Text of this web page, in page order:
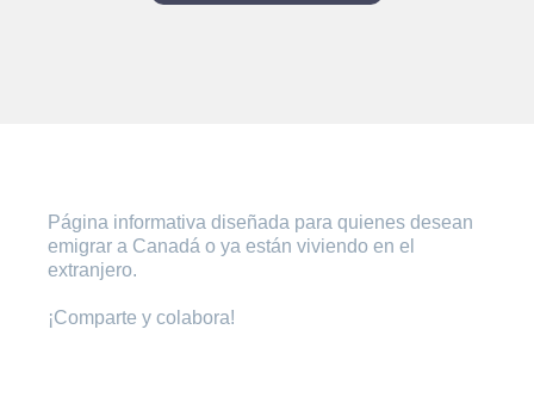
Página informativa diseñada para quienes desean
emigrar a Canadá o ya están viviendo en el
extranjero.
¡Comparte y colabora!